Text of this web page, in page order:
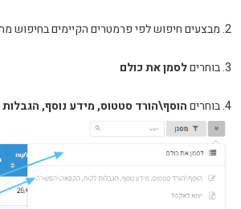
2. מבצעים חיפוש לפי פרמטרים הקיימים בחיפוש מתקדם
3. בוחרים לסמן את כולם
4. בוחרים הוסף\הורד סטטוס, מידע נוסף,